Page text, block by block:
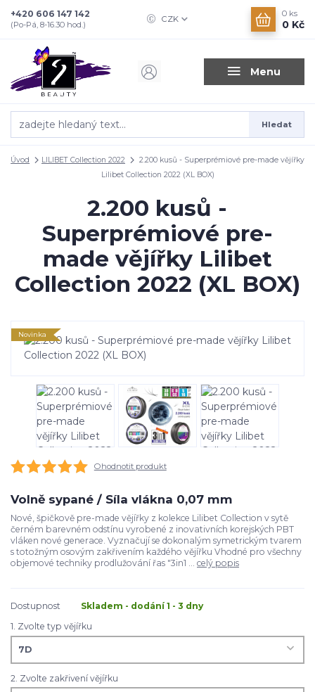
Menu
CZK
Hledat
+420 606 147 142
(Po-Pá, 8-16.30 hod.)
0 ks
0 Kč
Úvod LILIBET Collection 2022
2.200 kusů - Superprémiové pre-made vějířky
Lilibet Collection 2022 (XL BOX)
2.200 kusů -
Superprémiové pre-
made vějířky Lilibet
Collection 2022 (XL BOX)
Novinka
Ohodnotit produkt
Volně sypané / Síla vlákna 0,07 mm
Nové, špičkově pre-made vějířky z kolekce Lilibet Collection v sytě
černém barevném odstínu vyrobené z inovativních korejských PBT
vláken nové generace. Vyznačují se dokonalým symetrickým tvarem
s totožným osovým zakřivením každého vějířku Vhodné pro všechny
objemové techniky prodlužování řas "3in1 ... celý popis
Dostupnost
Skladem - dodání 1 - 3 dny
1. Zvolte typ vějířku
2. Zvolte zakřivení vějířku